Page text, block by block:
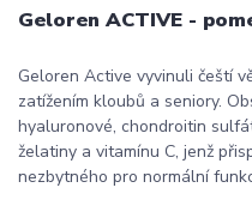
Geloren ACTIVE -
Geloren Active vyvinuli čeští
zatížením kloubů a seniory.
hyaluronové, chondroitin
želatiny a vitamínu C, jenž
nezbytného pro normální